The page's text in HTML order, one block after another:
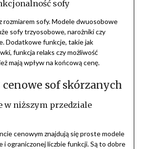
sofy
rozmiarem sofy. Modele dwuosobowe
sofy trzyosobowe, narożniki czy
Dodatkowe funkcje, takie jak
funkcja relaks czy możliwość
mają wpływ na końcową cenę.
cenowe sof skórzanych
w niższym przedziale
cenowym znajdują się proste modele
i ograniczonej liczbie funkcji. Są to dobre